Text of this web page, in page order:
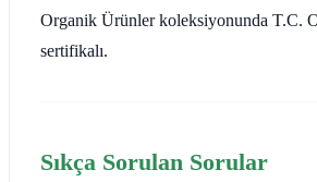
Organik Ürünler koleksiyonunda T.C.
sertifikalı.
Sıkça Sorulan Sorular